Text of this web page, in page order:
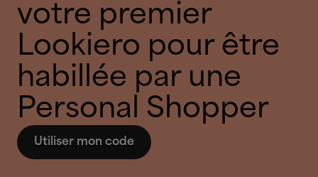
votre premier
Lookiero pour être
habillée par une
Personal Shopper
Utiliser mon code